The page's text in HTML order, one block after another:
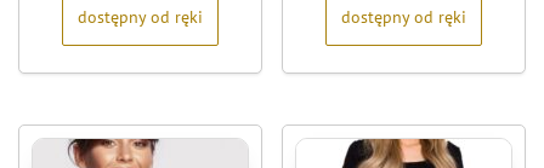
dostępny od ręki dostępny od ręki